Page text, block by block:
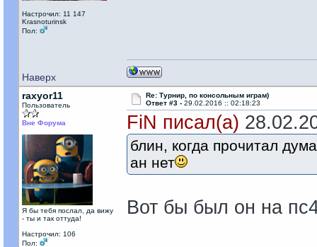
Настрочил: 11 147
Krasnoturinsk
Пол:
Наверх
raxyor11
Пользователь
Вне Форума
Я бы тебя послал, да вижу
- ты и так оттуда!
Настрочил: 106
Пол:
Re: Турнир, по консольным играм)
Ответ #3 - 29.02.2016 :: 02:18:23
FiN писал(а)
блин, когда прочитал
ан нет
Вот бы был он на